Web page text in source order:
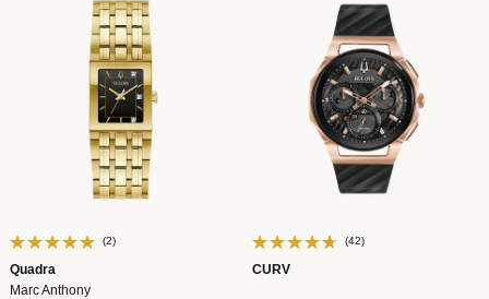
(2)
Quadra
Marc Anthony
(42)
CURV